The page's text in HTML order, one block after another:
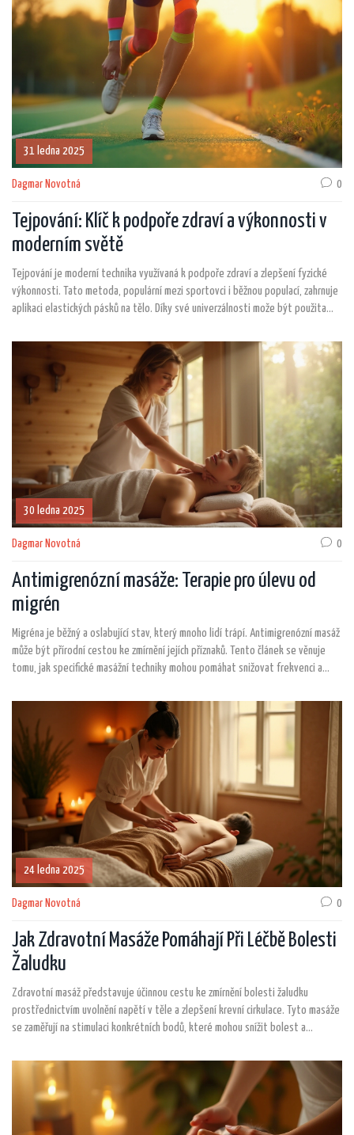
31 ledna 2025
Dagmar Novotná 0
Tejpování: Klíč k podpoře zdraví a výkonnosti v
moderním světě
Tejpování je moderní technika využívaná k podpoře zdraví a zlepšení fyzické
výkonnosti. Tato metoda, populární mezi sportovci i běžnou populací, zahrnuje
aplikaci elastických pásků na tělo. Díky své univerzálnosti može být použita
více o této metodě a jak ji efektivně využít ve vašem každodenním životě.
30 ledna 2025
Dagmar Novotná 0
Antimigrenózní masáže: Terapie pro úlevu od
migrén
Migréna je běžný a oslabující stav, který mnoho lidí trápí. Antimigrenózní masáž
může být přírodní cestou ke zmírnění jejích příznaků. Tento článek se věnuje
tomu, jak specifické masážní techniky mohou pomáhat snižovat frekvenci a
efektivitu této alternativní terapie.
24 ledna 2025
Dagmar Novotná 0
Jak Zdravotní Masáže Pomáhají Při Léčbě Bolesti
Žaludku
Zdravotní masáž představuje účinnou cestu ke zmírnění bolesti žaludku
prostřednictvím uvolnění napětí v těle a zlepšení krevní cirkulace. Tyto masáže
se zaměřují na stimulaci konkrétních bodů, které mohou snížit bolest a
terapeuta nalézt příčinu bolesti. Zároveň je důležité doplnit terapii o
správnou životosprávu pro optimální výsledek.